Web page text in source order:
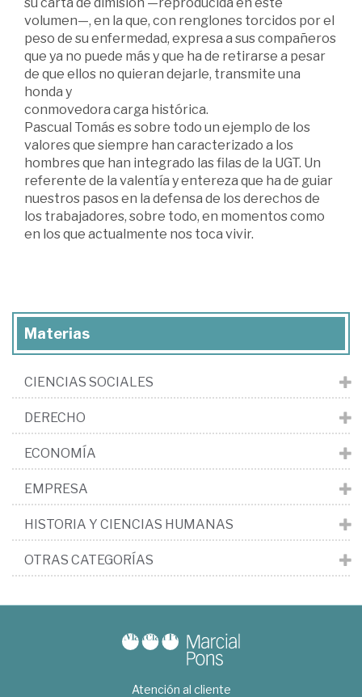
volumen—, en la que, con renglones torcidos por el
peso de su enfermedad, expresa a sus compañeros
que ya no puede más y que ha de retirarse a pesar
de que ellos no quieran dejarle, transmite una
honda y
conmovedora carga histórica.
Pascual Tomás es sobre todo un ejemplo de los
valores que siempre han caracterizado a los
hombres que han integrado las filas de la UGT. Un
referente de la valentía y entereza que ha de guiar
nuestros pasos en la defensa de los derechos de
los trabajadores, sobre todo, en momentos como
en los que actualmente nos toca vivir.
Materias
CIENCIAS SOCIALES
DERECHO
ECONOMÍA
EMPRESA
HISTORIA Y CIENCIAS HUMANAS
OTRAS CATEGORÍAS
Atención al cliente